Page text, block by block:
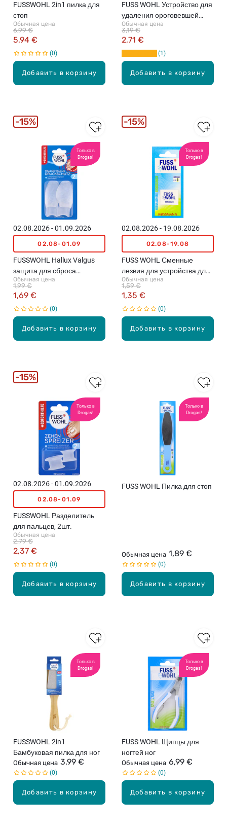
Добавить в корзину
FUSSWOHL 2in1 пилка для
стоп
Обычная цена
5,94 €
6,99 €
0
Добавить в корзину
FUSS WOHL Устройство для
удаления ороговевшей
кожи
Обычная цена
2,71 €
3,19 €
1
Только в
Drogas!
Добавить в корзину
02.08.2026 - 01.09.2026
02.08-01.09
FUSSWOHL Hallux Valgus
защита для сброса
давления, 2шт.
Обычная цена
1,69 €
1,99 €
0
15%
Только в
Drogas!
Добавить в корзину
02.08.2026 - 19.08.2026
02.08-19.08
FUSS WOHL Сменные
лезвия для устройства для
удаления ороговевшей
кожи, 10шт.
Обычная цена
1,35 €
1,59 €
0
15%
Только в
Drogas!
Добавить в корзину
02.08.2026 - 01.09.2026
02.08-01.09
FUSSWOHL Разделитель
для пальцев, 2шт.
Обычная цена
2,37 €
2,79 €
0
15%
Только в
Drogas!
Добавить в корзину
FUSS WOHL Пилка для стоп
Обычная цена 1,89 €
0
Только в
Drogas!
Добавить в корзину
FUSSWOHL 2in1
Бамбуковая пилка для ног
Обычная цена 3,99 €
0
Только в
Drogas!
Добавить в корзину
FUSS WOHL Щипцы для
ногтей ног
Обычная цена 6,99 €
0